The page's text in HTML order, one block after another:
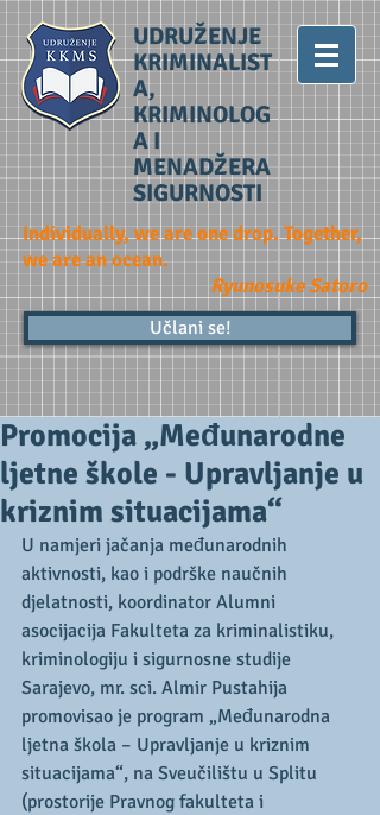
UDRUŽENJE
KRIMINALIST
A,
KRIMINOLOG
A I
MENADŽERA
SIGURNOSTI
Individually, we are one drop. Together,
we are an ocean.
Ryunosuke Satoro
Učlani se!
Promocija „Međunarodne
ljetne škole - Upravljanje u
kriznim situacijama“
U namjeri jačanja međunarodnih
aktivnosti, kao i podrške naučnih
djelatnosti, koordinator Alumni
asocijacija Fakulteta za kriminalistiku,
kriminologiju i sigurnosne studije
Sarajevo, mr. sci. Almir Pustahija
promovisao je program „Međunarodna
ljetna škola – Upravljanje u kriznim
situacijama“, na Sveučilištu u Splitu
(prostorije Pravnog fakulteta i